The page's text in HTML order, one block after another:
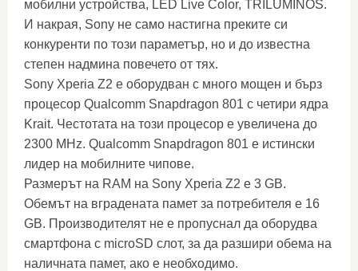
мобилни устройства, LED Live Color, TRILUMINOS.
И накрая, Sony не само настигна преките си
конкуренти по този параметър, но и до известна
степен надмина повечето от тях.
Sony Xperia Z2 е оборудван с много мощен и бърз
процесор Qualcomm Snapdragon 801 с четири ядра
Krait. Честотата на този процесор е увеличена до
2300 MHz. Qualcomm Snapdragon 801 е истински
лидер на мобилните чипове.
Размерът на RAM на Sony Xperia Z2 е 3 GB.
Обемът на вградената памет за потребителя е 16
GB. Производителят не е пропуснал да оборудва
смартфона с microSD слот, за да разшири обема на
наличната памет, ако е необходимо.